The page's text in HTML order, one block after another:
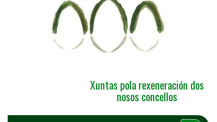
Xuntas pola rexeneración dos
nosos concellos